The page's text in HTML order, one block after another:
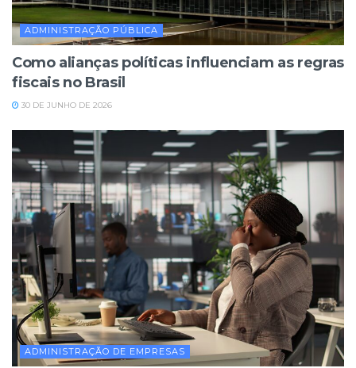
ADMINISTRAÇÃO PÚBLICA
Como alianças políticas influenciam as regras
fiscais no Brasil
30 DE JUNHO DE 2026
ADMINISTRAÇÃO DE EMPRESAS